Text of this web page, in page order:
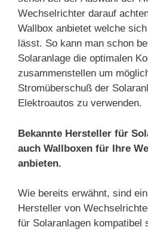
Wechselrichter darauf
Wallbox anbietet welche
lässt. So kann man schon
Solaranlage die optimalen
zusammenstellen um
Stromüberschuß der
Elektroautos zu verwenden.
Bekannte Hersteller für
auch Wallboxen für Ihre
anbieten.
Wie bereits erwähnt, sind
Hersteller von
für Solaranlagen kompatibel